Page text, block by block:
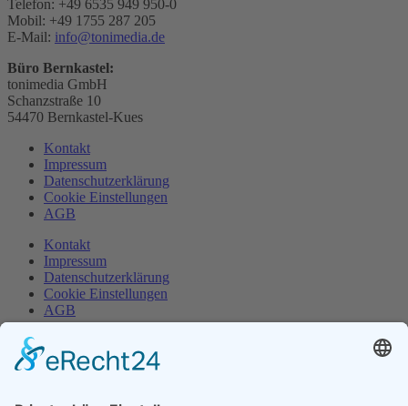
Telefon: +49 6535 949 950-0
Mobil: +49 1755 287 205
E-Mail: info@tonimedia.de
Büro Bernkastel:
tonimedia GmbH
Schanzstraße 10
54470 Bernkastel-Kues
Kontakt
Impressum
Datenschutzerklärung
Cookie Einstellungen
AGB
Kontakt
Impressum
Datenschutzerklärung
Cookie Einstellungen
AGB